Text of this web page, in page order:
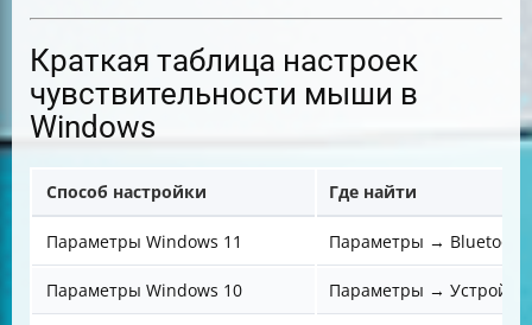
Краткая таблица настроек
чувствительности мыши в
Windows
Способ настройки Где найти
Параметры Windows 11 Параметры →
Параметры Windows 10 Параметры →